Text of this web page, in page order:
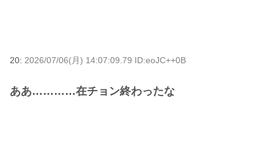
20: 2026/07/06(月) 14:07:09.79 ID:eoJC++0B
ああ…………在チョン終わったな